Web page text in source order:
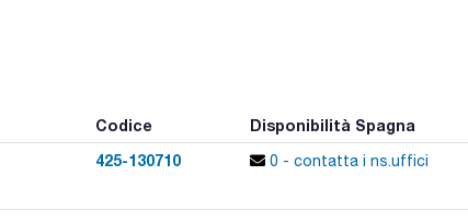
Codice Disponibilità Spagna
425-130710 0 - contatta i ns.uffici